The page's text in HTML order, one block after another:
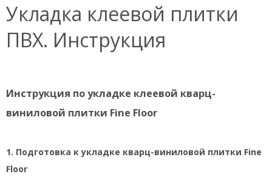
Укладка клеевой плитки
ПВХ. Инструкция
Инструкция по укладке клеевой кварц-
виниловой плитки Fine Floor
1. Подготовка к укладке кварц-виниловой плитки Fine
Floor